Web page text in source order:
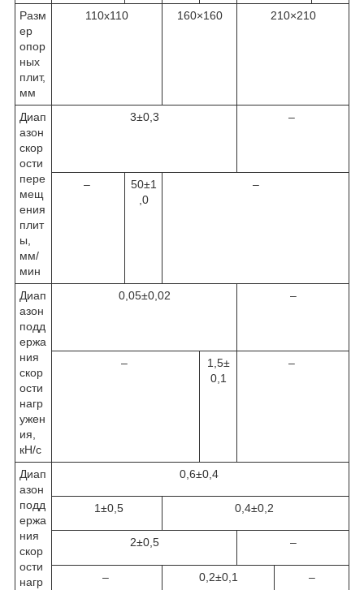
Разм
ер
опор
ных
плит,
мм
110х110 160×160 210×210
Диап
азон
скор
ости
пере
мещ
ения
плит
ы,
мм/
мин
3±0,3 –
–
50±1
,0
–
Диап
азон
подд
ержа
ния
скор
ости
нагр
ужен
ия,
кН/с
0,05±0,02 –
–
1,5±
0,1
–
Диап
азон
подд
ержа
ния
скор
ости
нагр
0,6±0,4
1±0,5 0,4±0,2
2±0,5 –
– 0,2±0,1 –